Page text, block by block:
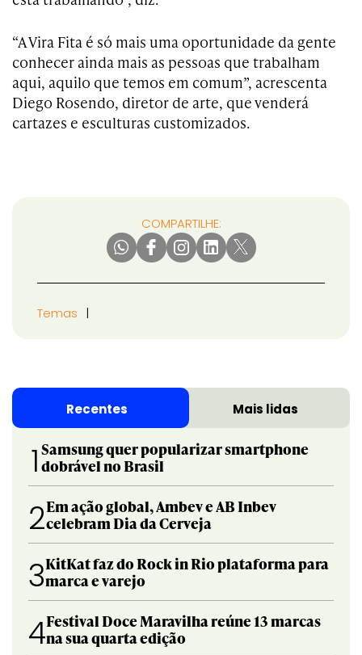
“A Vira Fita é só mais uma oportunidade da gente
conhecer ainda mais as pessoas que trabalham
aqui, aquilo que temos em comum”, acrescenta
Diego Rosendo, diretor de arte, que venderá
cartazes e esculturas customizados.
COMPARTILHE:
Temas
Recentes Mais lidas
1 Samsung quer popularizar smartphone
dobrável no Brasil
2Em ação global, Ambev e AB Inbev
celebram Dia da Cerveja
3KitKat faz do Rock in Rio plataforma para
marca e varejo
4Festival Doce Maravilha reúne 13 marcas
na sua quarta edição